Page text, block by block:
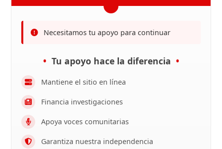
Necesitamos tu apoyo para continuar
Tu apoyo hace la diferencia
Mantiene el sitio en línea
Financia investigaciones
Apoya voces comunitarias
Garantiza nuestra independencia